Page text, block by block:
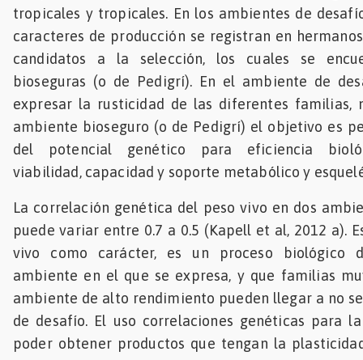
tropicales y tropicales. En los ambientes de
caracteres de producción se registran en
candidatos a la selección, los cuales se
bioseguras (o de Pedigrí). En el ambiente de
expresar la rusticidad de las diferentes familias,
ambiente bioseguro (o de Pedigrí) el objetivo es
del potencial genético para eficiencia
viabilidad, capacidad y soporte metabólico y
La correlación genética del peso vivo en dos
puede variar entre 0.7 a 0.5 (Kapell et al, 2012 a).
vivo como carácter, es un proceso biológico
ambiente en el que se expresa, y que familias
ambiente de alto rendimiento pueden llegar a no
de desafío. El uso correlaciones genéticas para
poder obtener productos que tengan la